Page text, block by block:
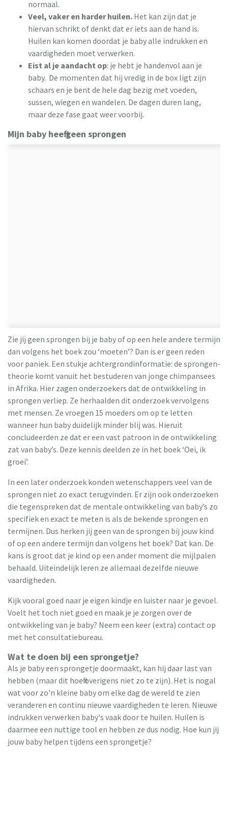
normaal.
Veel, vaker en harder huilen. Het kan zijn dat je
hiervan schrikt of denkt dat er iets aan de hand is.
Huilen kan komen doordat je baby alle indrukken en
vaardigheden moet verwerken.
Eist al je aandacht op: je hebt je handenvol aan je
baby. De momenten dat hij vredig in de box ligt zijn
schaars en je bent de hele dag bezig met voeden,
sussen, wiegen en wandelen. De dagen duren lang,
maar deze fase gaat weer voorbij.
Mijn baby heeft geen sprongen
Zie jij geen sprongen bij je baby of op een hele andere termijn
dan volgens het boek zou ‘moeten’? Dan is er geen reden
voor paniek. Een stukje achtergrondinformatie: de sprongen-
theorie komt vanuit het bestuderen van jonge chimpansees
in Afrika. Hier zagen onderzoekers dat de ontwikkeling in
sprongen verliep. Ze herhaalden dit onderzoek vervolgens
met mensen. Ze vroegen 15 moeders om op te letten
wanneer hun baby duidelijk minder blij was. Hieruit
concludeerden ze dat er een vast patroon in de ontwikkeling
zat van baby’s. Deze kennis deelden ze in het boek ‘Oei, ik
groei’.
In een later onderzoek konden wetenschappers veel van de
sprongen niet zo exact terugvinden. Er zijn ook onderzoeken
die tegenspreken dat de mentale ontwikkeling van baby’s zo
specifiek en exact te meten is als de bekende sprongen en
termijnen. Dus herken jij geen van de sprongen bij jouw kind
of op een andere termijn dan volgens het boek? Dat kan. De
kans is groot dat je kind op een ander moment die mijlpalen
behaald. Uiteindelijk leren ze allemaal dezelfde nieuwe
vaardigheden.
Kijk vooral goed naar je eigen kindje en luister naar je gevoel.
Voelt het toch niet goed en maak je je zorgen over de
ontwikkeling van je baby? Neem een keer (extra) contact op
met het consultatiebureau.
Wat te doen bij een sprongetje?
Als je baby een sprongetje doormaakt, kan hij daar last van
hebben (maar dit hoeft overigens niet zo te zijn). Het is nogal
wat voor zo'n kleine baby om elke dag de wereld te zien
veranderen en continu nieuwe vaardigheden te leren . Nieuwe
indrukken verwerken baby's vaak door te huilen. Huilen is
daarmee een nuttige tool en hebben ze dus nodig. Hoe kun jij
jouw baby helpen tijdens een sprongetje?